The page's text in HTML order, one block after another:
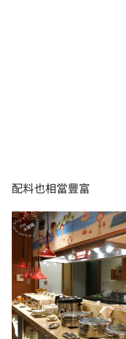
配料也相當豐富